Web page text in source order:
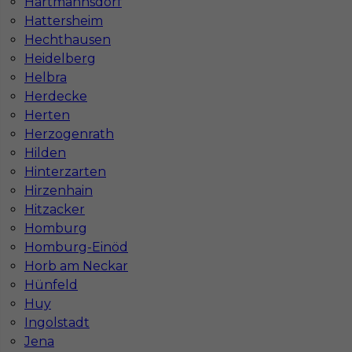
Hattersheim
Hechthausen
Heidelberg
Helbra
Herdecke
Herten
Herzogenrath
Hilden
Hinterzarten
Hirzenhain
Hitzacker
Homburg
Homburg-Einöd
Horb am Neckar
Hünfeld
Huy
Ingolstadt
Jena
Praca Augsburg
Praca Hamburg
Praca Berlin
Praca Hannover
Praca Dortmund
Praca Magdeburg